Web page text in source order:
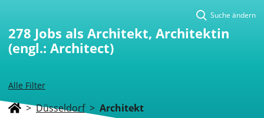
Alle Filter
Suche ändern
278 Jobs als Architekt, Architektin
(engl.: Architect)
> Düsseldorf > Architekt